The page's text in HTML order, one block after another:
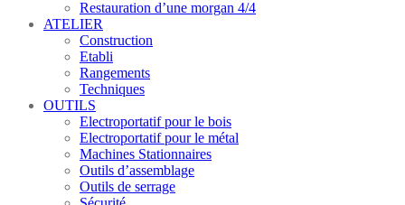
Restauration d’une morgan 4/4
ATELIER
Construction
Etabli
Rangements
Techniques
OUTILS
Electroportatif pour le bois
Electroportatif pour le métal
Machines Stationnaires
Outils d’assemblage
Outils de serrage